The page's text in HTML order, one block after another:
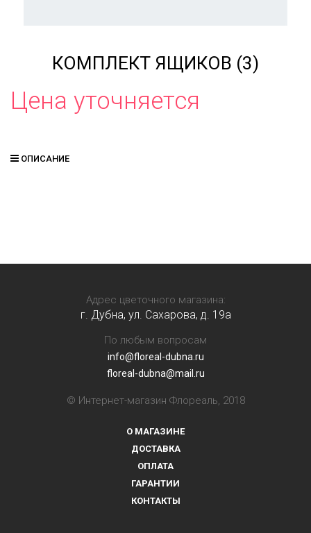
КОМПЛЕКТ ЯЩИКОВ (3)
Цена уточняется
ОПИСАНИЕ
Адрес цветочного магазина:
г. Дубна, ул. Сахарова, д. 19a
По любым вопросам
info@floreal-dubna.ru
floreal-dubna@mail.ru
© Интернет-магазин Флореаль, 2018
О МАГАЗИНЕ
ДОСТАВКА
ОПЛАТА
ГАРАНТИИ
КОНТАКТЫ